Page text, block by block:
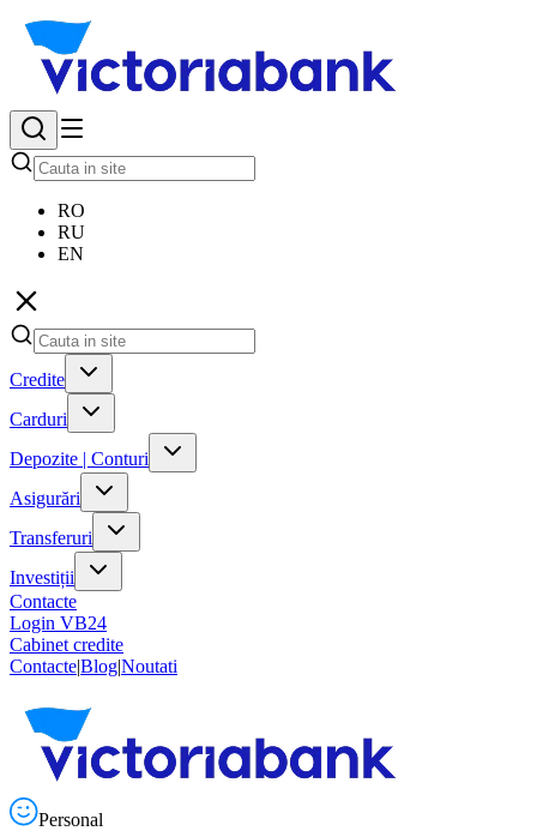
RO
RU
EN
Credite
Carduri
Depozite | Conturi
Asigurări
Transferuri
Investiții
Contacte
Login VB24
Cabinet credite
Contacte|Blog|Noutati
Personal